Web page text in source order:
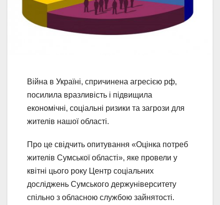
Війна в Україні, спричинена агресією рф,
посилила вразливість і підвищила
економічні, соціальні ризики та загрози для
жителів нашої області.
Про це свідчить опитування «Оцінка потреб
жителів Сумської області», яке провели у
квітні цього року Центр соціальних
досліджень Сумського держуніверситету
спільно з обласною службою зайнятості.